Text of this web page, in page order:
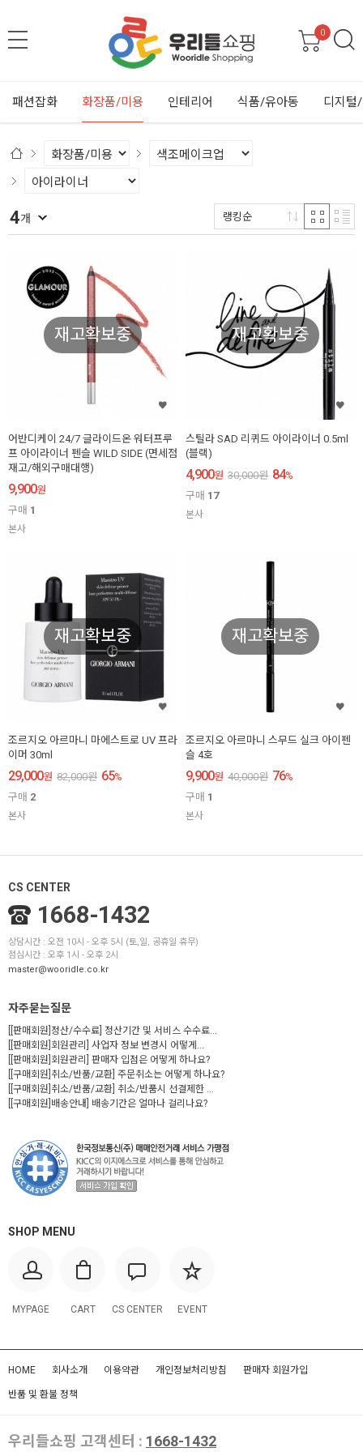
0
패션잡화 화장품/미용 인테리어 식품/유아동 디지털
4개 랭킹순
재고확보중
어반디케이 24/7 글라이드온 워터프루
프 아이라이너 펜슬 WILD SIDE (면세점
재고/해외구매대행)
9,900원
구매 1
본사
재고확보중
스틸라 SAD 리퀴드 아이라이너 0.5ml
(블랙)
4,900원 30,000원 84%
구매 17
본사
재고확보중
조르지오 아르마니 마에스트로 UV 프라
이머 30ml
29,000원 82,000원 65%
구매 2
본사
재고확보중
조르지오 아르마니 스무드 실크 아이펜
슬 4호
9,900원 40,000원 76%
구매 1
본사
CS CENTER
1668-1432
상담시간 : 오전 10시 - 오후 5시 (토,일, 공휴일 휴무)
점심시간 : 오후 1시 - 오후 2시
master@wooridle.co.kr
자주묻는질문
[[판매회원]정산/수수료] 정산기간 및 서비스 수수료...
[[판매회원]회원관리] 사업자 정보 변경시 어떻게...
[[판매회원]회원관리] 판매자 입점은 어떻게 하나요?
[[구매회원]취소/반품/교환] 주문취소는 어떻게 하나요?
[[구매회원]취소/반품/교환] 취소/반품시 선결제한 ...
[[구매회원]배송안내] 배송기간은 얼마나 걸리나요?
SHOP MENU
MYPAGE CART CS CENTER EVENT
HOME 회사소개 이용약관 개인정보처리방침 판매자 회원가입
반품 및 환불 정책
우리들쇼핑 고객센터 : 1668-1432